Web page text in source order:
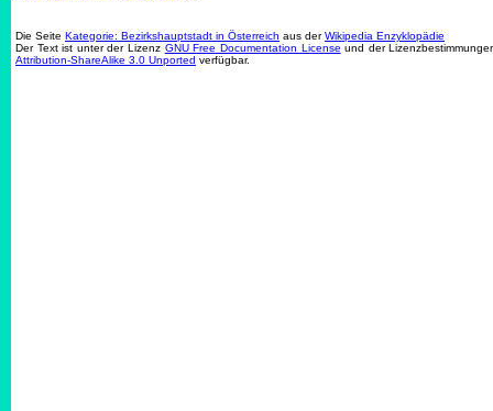
Die Seite Kategorie: Bezirkshauptstadt in Österreich aus derWikipedia Enzyklopädie
Der Text ist unter der Lizenz GNU Free Documentation License und der
Attribution-ShareAlike 3.0 Unported verfügbar.